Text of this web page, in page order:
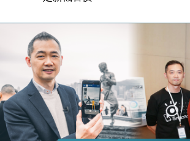
14:49
財經｜大摩削老鋪黃金目標價至
持」評級
13:49
本地｜華嫂冰室太子店涉提供失
勞工一年
12:11
中國｜強颱風「白海豚」殘渦北
機
財經｜華僑銀行上半年淨利創